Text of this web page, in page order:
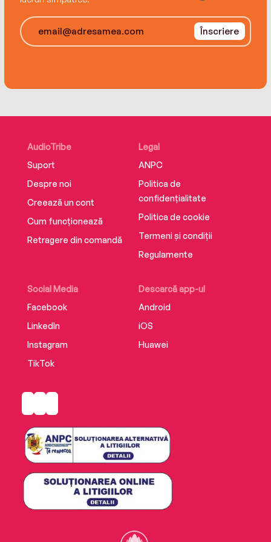
New York Times bestselling author
Înscriere
AudioTribe
Suport
Despre noi
Creează un cont
Cum funcționează
Retragere din comandă
Social Media
Facebook
LinkedIn
Instagram
TikTok
Descarcă app-ul
Android
iOS
Huawei
Legal
ANPC
Politica de
confidențialitate
Politica de cookie
Termeni și condiții
Regulamente